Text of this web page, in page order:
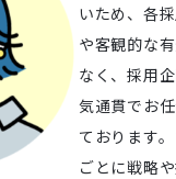
いため、各
や客観的な
なく、採用
気通貫でお
ております
ごとに戦略